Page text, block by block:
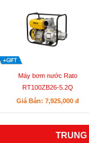
Máy bơm nước Rato
RT100ZB26-5.2Q
Giá Bán: 7,925,000 đ